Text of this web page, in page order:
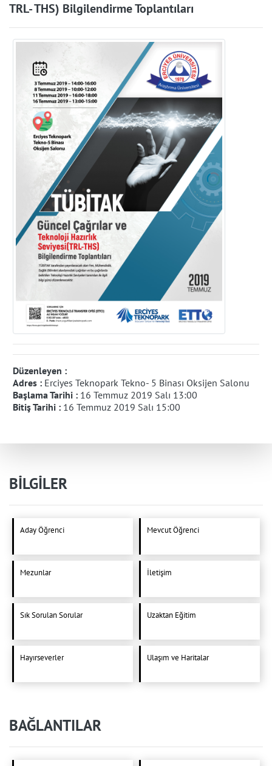
TRL- THS) Bilgilendirme Toplantıları
Düzenleyen :
Adres : Erciyes Teknopark Tekno- 5 Binası Oksijen Salonu
Başlama Tarihi : 16 Temmuz 2019 Salı 13:00
Bitiş Tarihi : 16 Temmuz 2019 Salı 15:00
BİLGİLER
Aday Öğrenci Mevcut Öğrenci
Mezunlar İletişim
Sık Sorulan Sorular Uzaktan Eğitim
Hayırseverler Ulaşım ve Haritalar
BAĞLANTILAR